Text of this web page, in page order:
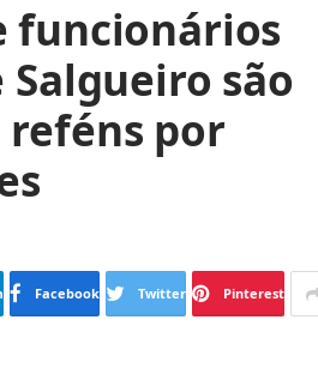
funcionários
são
por
Facebook Twitter Pinterest